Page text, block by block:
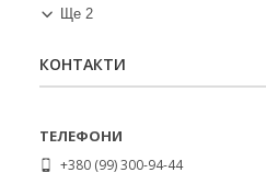
Ще 2
КОНТАКТИ
+380 (99) 300-94-44